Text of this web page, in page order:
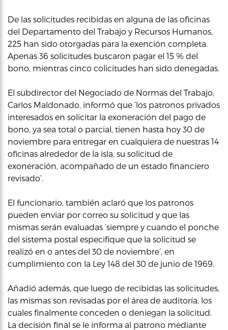
De las solicitudes recibidas en alguna de las oficinas
del Departamento del Trabajo y Recursos Humanos,
225 han sido otorgadas para la exención completa.
Apenas 36 solicitudes buscaron pagar el 15 % del
bono, mientras cinco colicitudes han sido denegadas.
El subdirector del Negociado de Normas del Trabajo,
Carlos Maldonado, informó que ‘los patronos privados
interesados en solicitar la exoneración del pago de
bono, ya sea total o parcial, tienen hasta hoy 30 de
noviembre para entregar en cualquiera de nuestras 14
oficinas alrededor de la isla, su solicitud de
exoneración, acompañado de un estado financiero
revisado’.
El funcionario, también aclaró que los patronos
pueden enviar por correo su solicitud y que las
mismas serán evaluadas ‘siempre y cuando el ponche
del sistema postal especifique que la solicitud se
realizó en o antes del 30 de noviembre’, en
cumplimiento con la Ley 148 del 30 de junio de 1969.
Añadió además, que luego de recibidas las solicitudes,
las mismas son revisadas por el área de auditoría, los
cuales finalmente conceden o deniegan la solicitud.
La decisión final se le informa al patrono mediante